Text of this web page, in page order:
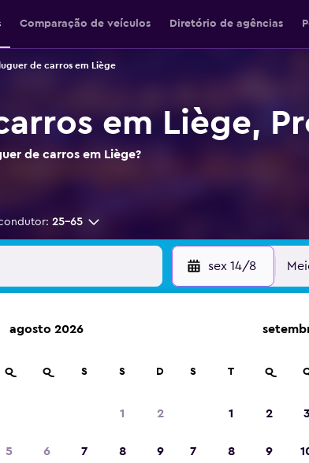
Comparação de veículos Diretório de agências
de carros em Liège
em Liège,
de carros em Liège?
25-65
sex 14/8
de 70.000 locais com a momondo.
de 2023
agosto 2026
Q Q S S D
1 2
5 6 7 8 9
S T Q
1 2 3
7 8 9